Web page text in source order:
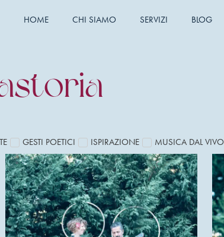
HOME CHI SIAMO SERVIZI BLOG
GESTI POETICI ISPIRAZIONE MUSICA DAL VIVO